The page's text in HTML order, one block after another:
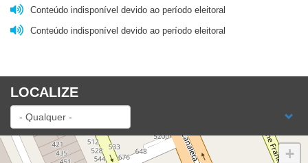
Conteúdo indisponível devido ao período eleitoral
Conteúdo indisponível devido ao período eleitoral
LOCALIZE
+